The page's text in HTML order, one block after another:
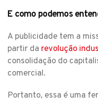
E como podemos
A publicidade tem a
partir da revolução
consolidação do
comercial.
Portanto, essa é uma